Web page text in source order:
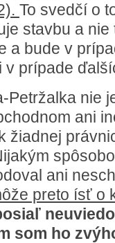
To svedčí o
stavbu a
a bude v
v prípade
Petržalka nie
ani
žiadnej
ani
preto ísť o
som ho